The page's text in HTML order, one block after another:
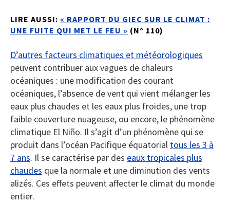
LIRE AUSSI: « RAPPORT DU GIEC SUR LE CLIMAT :
UNE FUITE QUI MET LE FEU » (N° 110)
D’autres facteurs climatiques et météorologiques
peuvent contribuer aux vagues de chaleurs
océaniques : une modification des courant
océaniques, l’absence de vent qui vient mélanger les
eaux plus chaudes et les eaux plus froides, une trop
faible couverture nuageuse, ou encore, le phénomène
climatique El Niño. Il s’agit d’un phénomène qui se
produit dans l’océan Pacifique équatorial tous les 3 à
7 ans. Il se caractérise par des eaux tropicales plus
chaudes que la normale et une diminution des vents
alizés. Ces effets peuvent affecter le climat du monde
entier.